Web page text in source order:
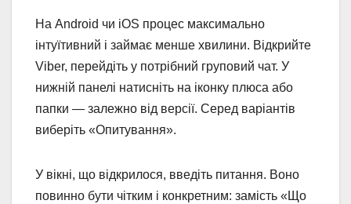
На Android чи iOS процес максимально
інтуїтивний і займає менше хвилини. Відкрийте
Viber, перейдіть у потрібний груповий чат. У
нижній панелі натисніть на іконку плюса або
папки — залежно від версії. Серед варіантів
виберіть «Опитування».
У вікні, що відкрилося, введіть питання. Воно
повинно бути чітким і конкретним: замість «Що